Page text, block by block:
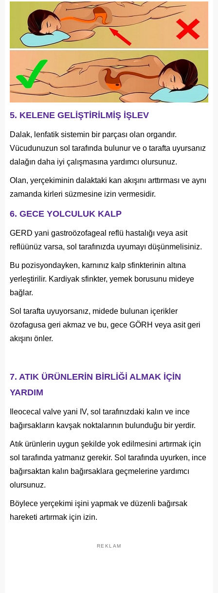
5. KELENE GELİŞTİRİLMİŞ İŞLEV
Dalak, lenfatik sistemin bir parçası olan organdır.
Vücudunuzun sol tarafında bulunur ve o tarafta uyursanız
dalağın daha iyi çalışmasına yardımcı olursunuz.
Olan, yerçekiminin dalaktaki kan akışını arttırması ve aynı
zamanda kirleri süzmesine izin vermesidir.
6. GECE YOLCULUK KALP
GERD yani gastroözofageal reflü hastalığı veya asit
reflüünüz varsa, sol tarafınızda uyumayı düşünmelisiniz.
Bu pozisyondayken, karnınız kalp sfinkterinin altına
yerleştirilir. Kardiyak sfinkter, yemek borusunu mideye
bağlar.
Sol tarafta uyuyorsanız, midede bulunan içerikler
özofagusa geri akmaz ve bu, gece GÖRH veya asit geri
akışını önler.
7. ATIK ÜRÜNLERİN BİRLİĞİ ALMAK İÇİN
YARDIM
Ileocecal valve yani IV, sol tarafınızdaki kalın ve ince
bağırsakların kavşak noktalarının bulunduğu bir yerdir.
Atık ürünlerin uygun şekilde yok edilmesini artırmak için
sol tarafında yatmanız gerekir. Sol tarafında uyurken, ince
bağırsaktan kalın bağırsaklara geçmelerine yardımcı
olursunuz.
Böylece yerçekimi işini yapmak ve düzenli bağırsak
hareketi artırmak için izin.
REKLAM